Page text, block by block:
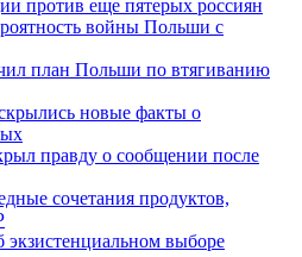
против еще пятерых россиян
войны Польши с
план Польши по втягиванию
новые факты о
правду о сообщении после
сочетания продуктов,
выборе